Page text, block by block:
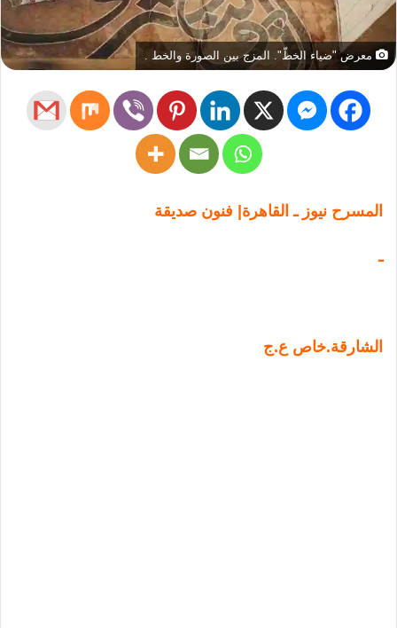
معرض "ضياء الخطّ". المزج بين الصورة والخط .
المسرح نيوز ـ القاهرة| فنون صديقة
ـ
الشارقة.خاص ع.ج